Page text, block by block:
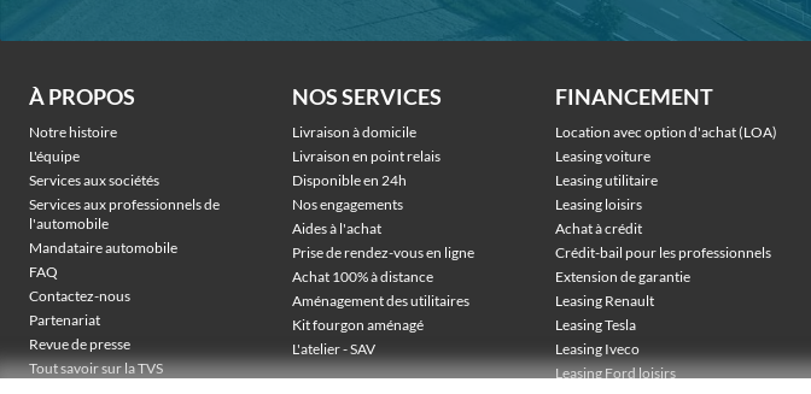
À PROPOS
Notre histoire
L'équipe
Services aux sociétés
Services aux professionnels de
l'automobile
Mandataire automobile
FAQ
Contactez-nous
Partenariat
Revue de presse
Tout savoir sur la TVS
NOS SERVICES
Livraison à domicile
Livraison en point relais
Disponible en 24h
Nos engagements
Aides à l'achat
Prise de rendez-vous en ligne
Achat 100% à distance
Aménagement des utilitaires
Kit fourgon aménagé
L'atelier - SAV
FINANCEMENT
Location avec option d'achat (LOA)
Leasing voiture
Leasing utilitaire
Leasing loisirs
Achat à crédit
Crédit-bail pour les professionnels
Extension de garantie
Leasing Renault
Leasing Tesla
Leasing Iveco
Leasing Ford loisirs